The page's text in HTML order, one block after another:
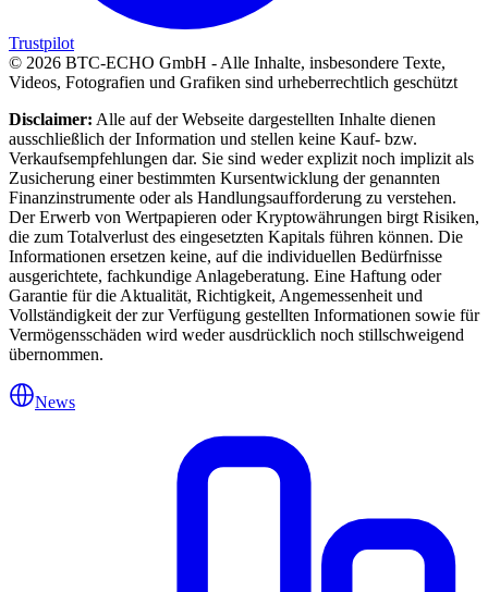
Trustpilot
© 2026 BTC-ECHO GmbH - Alle Inhalte, insbesondere Texte,
Videos, Fotografien und Grafiken sind urheberrechtlich geschützt
Disclaimer: Alle auf der Webseite dargestellten Inhalte dienen
ausschließlich der Information und stellen keine Kauf- bzw.
Verkaufsempfehlungen dar. Sie sind weder explizit noch implizit als
Zusicherung einer bestimmten Kursentwicklung der genannten
Finanzinstrumente oder als Handlungsaufforderung zu verstehen.
Der Erwerb von Wertpapieren oder Kryptowährungen birgt Risiken,
die zum Totalverlust des eingesetzten Kapitals führen können. Die
Informationen ersetzen keine, auf die individuellen Bedürfnisse
ausgerichtete, fachkundige Anlageberatung. Eine Haftung oder
Garantie für die Aktualität, Richtigkeit, Angemessenheit und
Vollständigkeit der zur Verfügung gestellten Informationen sowie für
Vermögensschäden wird weder ausdrücklich noch stillschweigend
übernommen.
News